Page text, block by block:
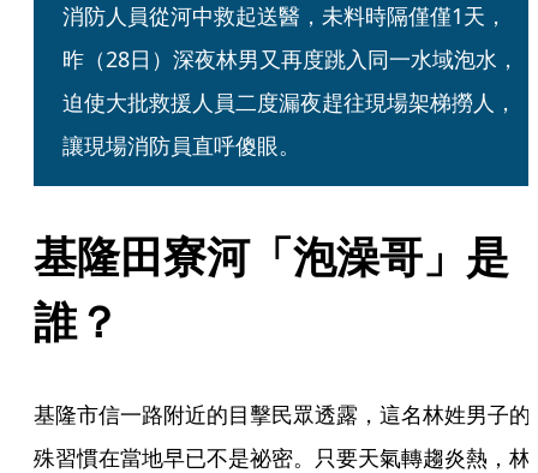
消防人員從河中救起送醫，未料時隔僅僅1天，
昨（28日）深夜林男又再度跳入同一水域泡水，
迫使大批救援人員二度漏夜趕往現場架梯撈人，
讓現場消防員直呼傻眼。
基隆田寮河「泡澡哥」是
誰？
基隆市信一路附近的目擊民眾透露，這名林姓男子的
殊習慣在當地早已不是祕密。只要天氣轉趨炎熱，林